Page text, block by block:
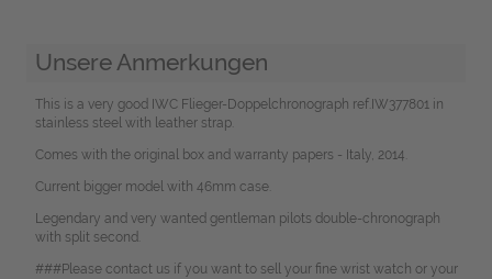
Unsere Anmerkungen
This is a very good IWC Flieger-Doppelchronograph ref.IW377801 in
stainless steel with leather strap.
Comes with the original box and warranty papers - Italy, 2014.
Current bigger model with 46mm case.
Legendary and very wanted gentleman pilots double-chronograph
with split second.
###Please contact us if you want to sell your fine wrist watch or your